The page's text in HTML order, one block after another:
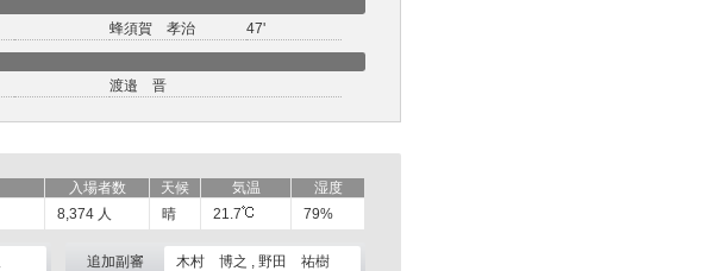
蜂須賀 孝治
47'
渡邉 晋
入場者数 天候 気温
湿度
8,374 人 晴 21.7 79%
追加副審 木村 博之 , 野田 祐樹